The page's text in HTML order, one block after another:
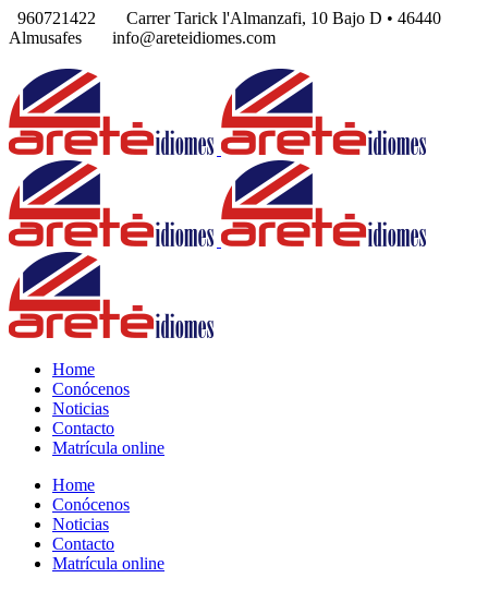
960721422
Carrer Tarick l'Almanzafi, 10 Bajo D • 46440
Almusafes
info@areteidiomes.com
Home
Conócenos
Noticias
Contacto
Matrícula online
Home
Conócenos
Noticias
Contacto
Matrícula online